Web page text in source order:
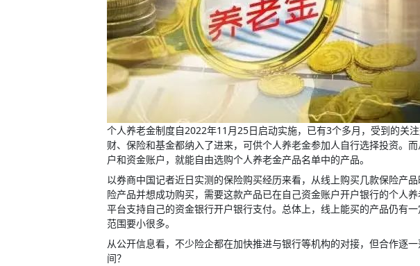
个人养老金制度自2022年11月25日启动实施，已有3个多月，受到的关
财、保险和基金都纳入了进来，可供个人养老金参加人自行选择投资。
户和资金账户，就能自由选购个人养老金产品名单中的产品。
以券商中国记者近日实测的保险购买经历来看，从线上购买几款保险产
险产品并想成功购买，需要这款产品已在自己资金账户开户银行的个人
平台支持自己的资金银行开户银行支付。总体上，线上能买的产品仍有
范围要小很多。
从公开信息看，不少险企都在加快推进与银行等机构的对接，但合作逐
间？